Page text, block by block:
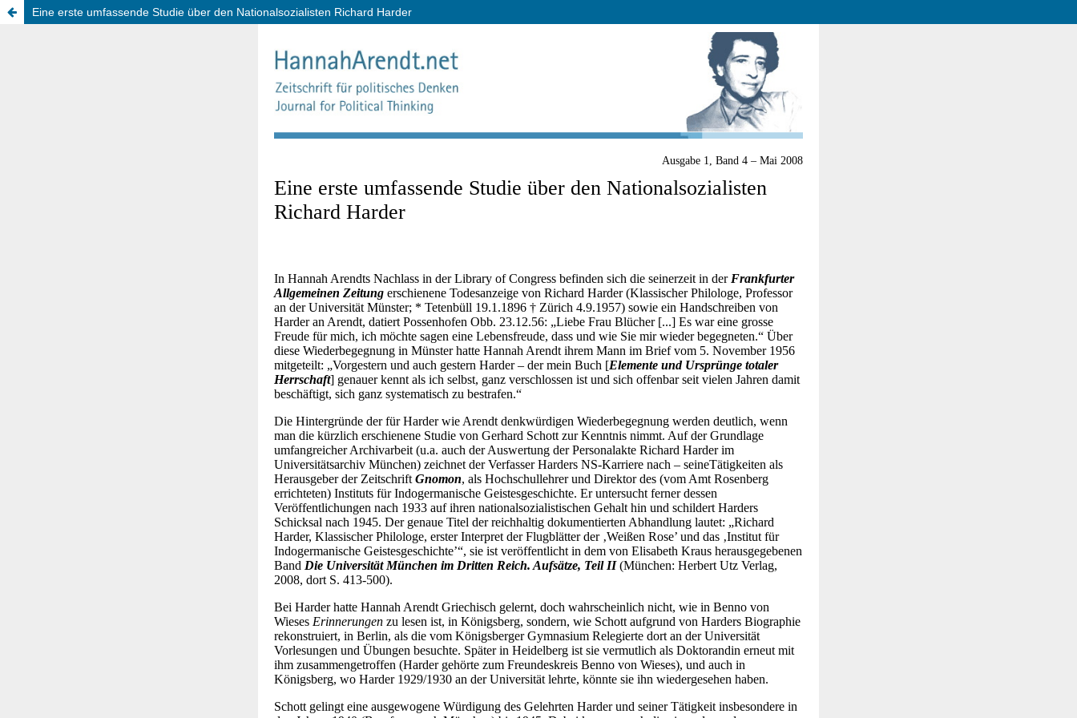
Eine erste umfassende Studie über den Nationalsozialisten Richard Harder